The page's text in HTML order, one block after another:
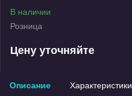
В наличии
Розница
Цену уточняйте
Описание Характеристики